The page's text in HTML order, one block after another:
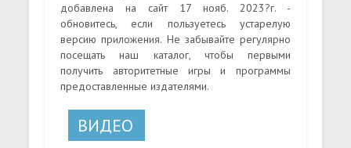
добавлена на сайт 17 нояб. 2023?г. -
обновитесь, если пользуетесь устарелую
версию приложения. Не забывайте регулярно
посещать наш каталог, чтобы первыми
получить авторитетные игры и программы
предоставленные издателями.
ВИДЕО